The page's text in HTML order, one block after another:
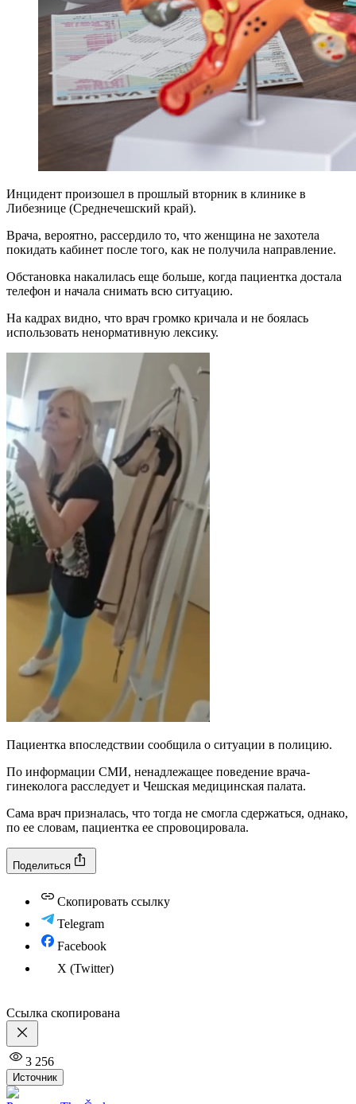
Инцидент произошел в прошлый вторник в клинике в
Либезнице (Среднечешский край).
Врача, вероятно, рассердило то, что женщина не захотела
покидать кабинет после того, как не получила направление.
Обстановка накалилась еще больше, когда пациентка достала
телефон и начала снимать всю ситуацию.
На кадрах видно, что врач громко кричала и не боялась
использовать ненормативную лексику.
Пациентка впоследствии сообщила о ситуации в полицию.
По информации СМИ, ненадлежащее поведение врача-
гинеколога расследует и Чешская медицинская палата.
Сама врач призналась, что тогда не смогла сдержаться, однако,
по ее словам, пациентка ее спровоцировала.
Поделиться
Скопировать ссылку
Telegram
Facebook
X (Twitter)
Ссылка скопирована
3 256
Источник